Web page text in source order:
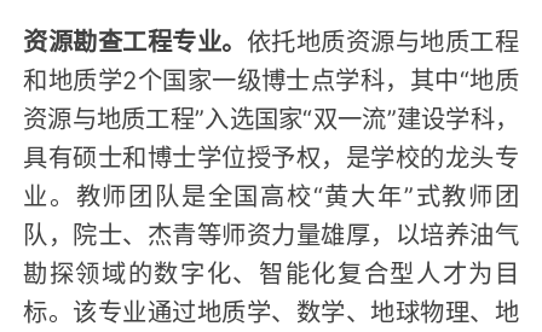
资源勘查工程专业。 依托地质资源与地质工程
和地质学2个国家一级博士点学科，其中“地质
资源与地质工程”入选国家“双一流”建设学科，
具有硕士和博士学位授予权，是学校的龙头专
业。教师团队是全国高校“黄大年”式教师团
队，院士、杰青等师资力量雄厚，以培养油气
勘探领域的数字化、智能化复合型人才为目
标。该专业通过地质学、数学、地球物理、地